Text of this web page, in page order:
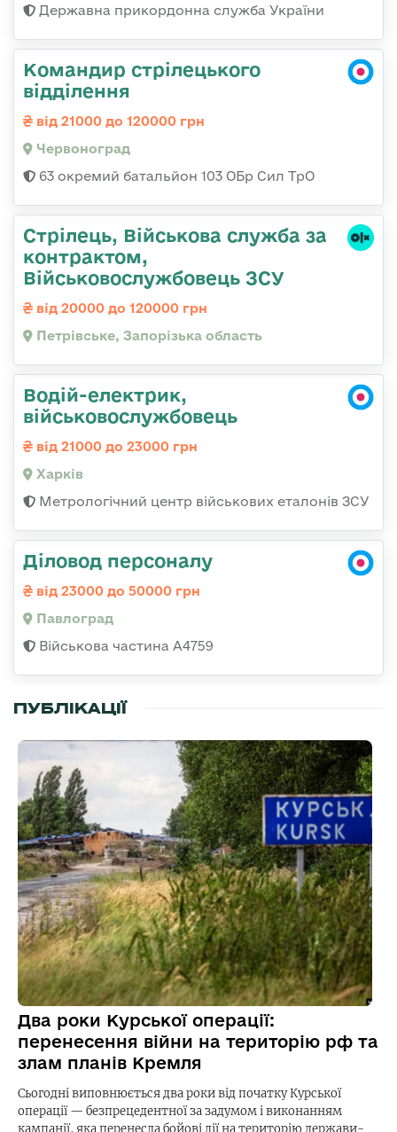
Державна прикордонна служба України
Командир стрілецького
відділення
від 21000 до 120000 грн
Червоноград
63 окремий батальйон 103 ОБр Сил ТрО
Стрілець, Військова служба за
контрактом,
Військовослужбовець ЗСУ
від 20000 до 120000 грн
Петрівське, Запорізька область
Водій-електрик,
військовослужбовець
від 21000 до 23000 грн
Харків
Метрологічний центр військових еталонів ЗСУ
Діловод персоналу
від 23000 до 50000 грн
Павлоград
Військова частина А4759
ПУБЛІКАЦІЇ
Два роки Курської операції:
перенесення війни на територію рф та
злам планів Кремля
Сьогодні виповнюється два роки від початку Курської
операції — безпрецедентної за задумом і виконанням
кампанії, яка перенесла бойові дії на територію держави-